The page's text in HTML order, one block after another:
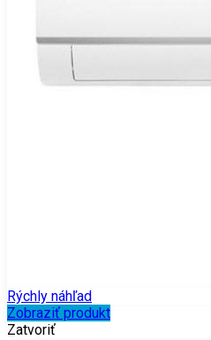
Rýchly náhľad
Zobraziť produkt
Zatvoriť